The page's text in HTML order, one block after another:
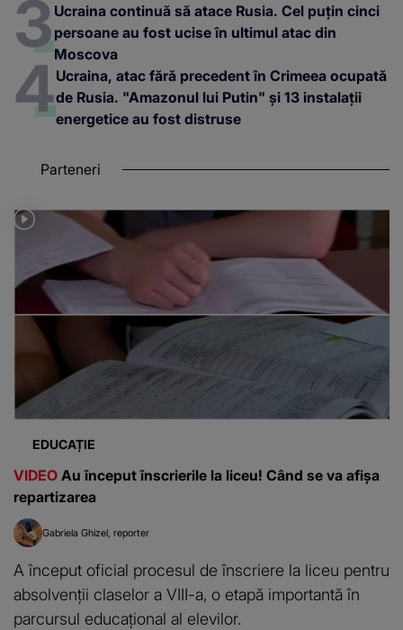
Ucraina continuă să atace Rusia. Cel puțin cinci
persoane au fost ucise în ultimul atac din
Moscova
Ucraina, atac fără precedent în Crimeea ocupată
de Rusia. "Amazonul lui Putin" și 13 instalații
energetice au fost distruse
Parteneri
EDUCAȚIE
VIDEO Au început înscrierile la liceu! Când se va afișa
repartizarea
Gabriela Ghizel reporter
A început oficial procesul de înscriere la liceu pentru
absolvenții claselor a VIII-a, o etapă importantă în
parcursul educațional al elevilor.